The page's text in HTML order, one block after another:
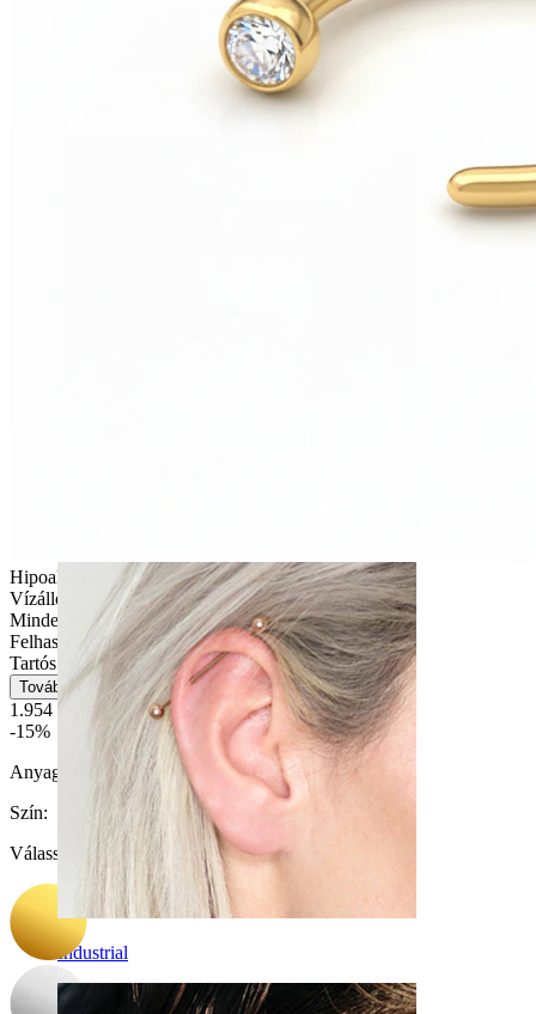
Industrial
Hipoallergén
Vízálló
Mindennapi használat
Felhasználóbarát
Tartós
Tovább
1.954 Ft
2.299 Ft
-15%
Anyag:
Szín:
Válasszon Szín